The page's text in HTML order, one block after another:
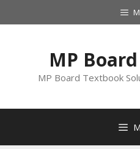
to
MP
MP Board Textbook